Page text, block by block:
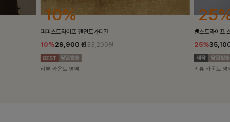
25%
밴스트라이프 스트링원피스
25%35,100 원46,800원
리뷰 카운트 영역
10%
[5천장돌파/
10%
리뷰 카운트 영